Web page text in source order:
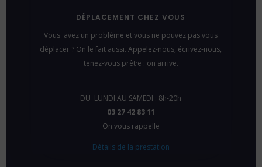
DÉPLACEMENT CHEZ VOUS
Vous avez un problème et vous ne pouvez pas vous
déplacer ? On le fait aussi. Appelez-nous, écrivez-nous,
tenez-vous prêt·e : on arrive.
DU LUNDI AU SAMEDI : 8h-20h
03 27 42 83 11
On vous rappelle
Détails de la prestation